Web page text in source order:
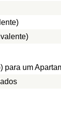
para um